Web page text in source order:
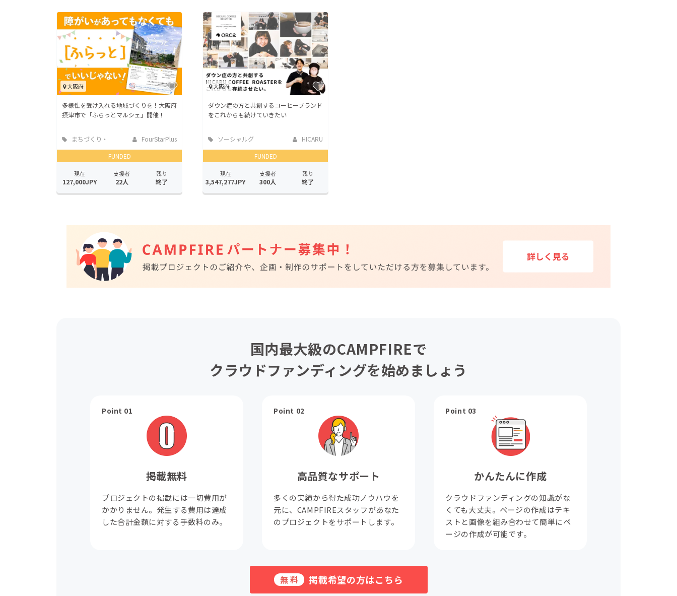
大阪府
多様性を受け入れる地域づくりを！大阪府
摂津市で「ふらっとマルシェ」開催！
まちづくり・
FourStarPlus
FUNDED
現在
127,000JPY
支援者
22人
残り
終了
大阪府
ダウン症の方と共創するコーヒーブランド
をこれからも続けていきたい
ソーシャルグ
HICARU
FUNDED
現在
3,547,277JPY
支援者
300人
残り
終了
国内最大級のCAMPFIREで
クラウドファンディングを始めましょう
Point 01
掲載無料
プロジェクトの掲載には一切費用が
かかりません。発生する費用は達成
した合計金額に対する手数料のみ。
Point 02
高品質なサポート
多くの実績から得た成功ノウハウを
元に、CAMPFIREスタッフがあなた
のプロジェクトをサポートします。
Point 03
かんたんに作成
クラウドファンディングの知識がな
くても大丈夫。ページの作成はテキ
ストと画像を組み合わせて簡単にペ
ージの作成が可能です。
無料 掲載希望の方はこちら